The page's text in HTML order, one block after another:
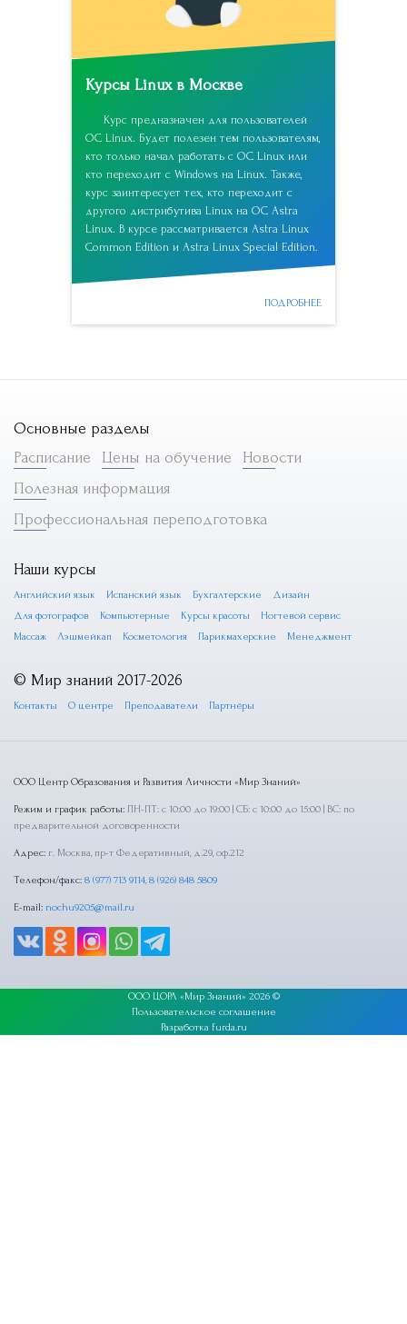
Курсы Linux в Москве
Курс предназначен для пользователей
ОС Linux. Будет полезен тем пользователям,
кто только начал работать с ОС Linux или
кто переходит с Windows на Linux. Также,
курс заинтересует тех, кто переходит с
другого дистрибутива Linux на ОС Astra
Linux. В курсе рассматривается Astra Linux
Common Edition и Astra Linux Special Edition.
ПОДРОБНЕЕ
Основные разделы
Расписание
Цены на обучение
Новости
Полезная информация
Профессиональная переподготовка
Наши курсы
Английский язык Испанский язык Бухгалтерские
Дизайн
Для фотографов
Компьютерные Курсы красоты
Ногтевой сервис
Массаж
Лэшмейкап Косметология Парикмахерские Менеджмент
© Мир знаний 2017-2026
Контакты О центре Преподаватели Партнёры
ООО Центр Образования и Развития Личности «Мир Знаний»
Режим и график работы: ПН-ПТ: с 10:00 до 19:00 | СБ: с 10:00 до 15:00 | ВС: по
предварительной договоренности
Адрес: г. Москва, пр-т Федеративный, д.29, оф.212
Телефон/факс: 8 (977) 713 9114, 8 (926) 848 5809
E-mail: nochu9205@mail.ru
ООО ЦОРЛ «Мир Знаний» 2026 ©
Пользовательское соглашение
Разработка furda.ru